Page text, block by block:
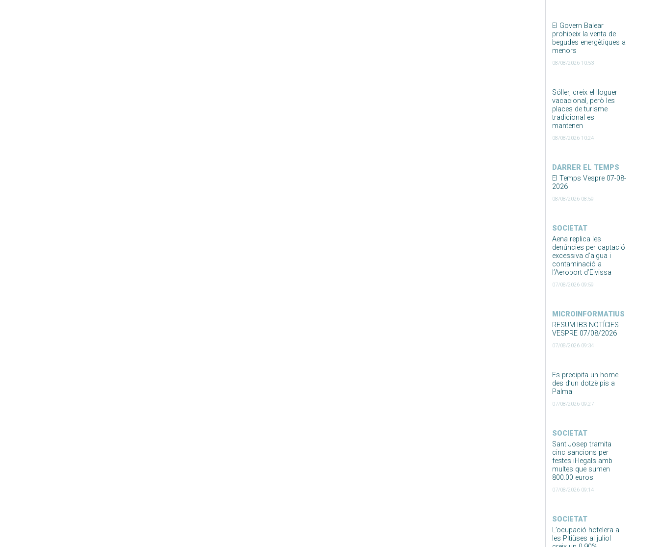
El Govern Balear
prohibeix la venta de
begudes energètiques a
menors
08/08/2026 10:53
Sóller, creix el lloguer
vacacional, però les
places de turisme
tradicional es
mantenen
08/08/2026 10:24
DARRER EL TEMPS
El Temps Vespre 07-08-
2026
08/08/2026 08:59
SOCIETAT
Aena replica les
denúncies per captació
excessiva d’aigua i
contaminació a
l’Aeroport d’Eivissa
07/08/2026 09:59
MICROINFORMATIUS
RESUM IB3 NOTÍCIES
VESPRE 07/08/2026
07/08/2026 09:34
Es precipita un home
des d’un dotzè pis a
Palma
07/08/2026 09:27
SOCIETAT
Sant Josep tramita
cinc sancions per
festes il·legals amb
multes que sumen
800.00 euros
07/08/2026 09:14
SOCIETAT
L’ocupació hotelera a
les Pitiüses al juliol